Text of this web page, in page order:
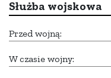
Służba wojskowa
Przed wojną:
W czasie wojny: